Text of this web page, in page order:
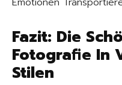
Fazit: Die
Fotografie In
Stilen